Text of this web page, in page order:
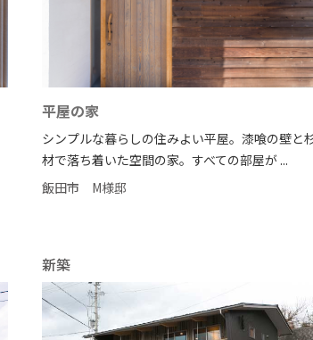
平屋の家
シンプルな暮らしの住みよい平屋。漆喰の壁と
材で落ち着いた空間の家。すべての部屋が ...
飯田市
M様邸
新築